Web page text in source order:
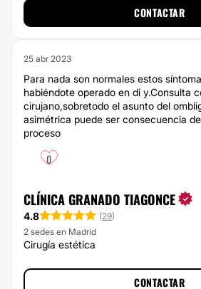
CONTACTAR
25 abr 2023
Para nada son normales estos
habiéndote operado en di y.Consulta
cirujano,sobretodo el asunto del
asimétrica puede ser consecuencia
proceso
0
CLÍNICA GRANADO TIAGONCE
4.8 (29)
2 sedes en Madrid
Cirugía estética
CONTACTAR